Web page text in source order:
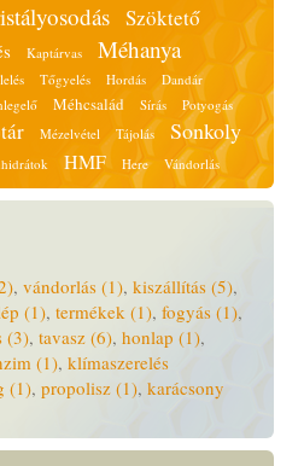
Szöktető
Kaptárvas Méhanya
Tőgyelés Hordás
Dandár
Méhcsalád Sírás Potyogás
Mézelvétel Tájolás Sonkoly
HMF Here Vándorlás
, vándorlás (1), kiszállítás (5),
(1), termékek (1), fogyás (1),
(3), tavasz (6), honlap (1),
(1), klímaszerelés
(1), propolisz (1), karácsony